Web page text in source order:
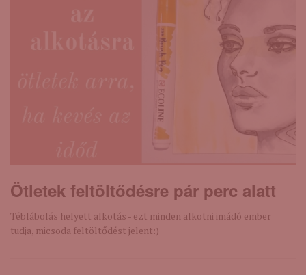
Ötletek feltöltődésre pár perc alatt
Téblábolás helyett alkotás - ezt minden alkotni imádó ember
tudja, micsoda feltöltődést jelent:)